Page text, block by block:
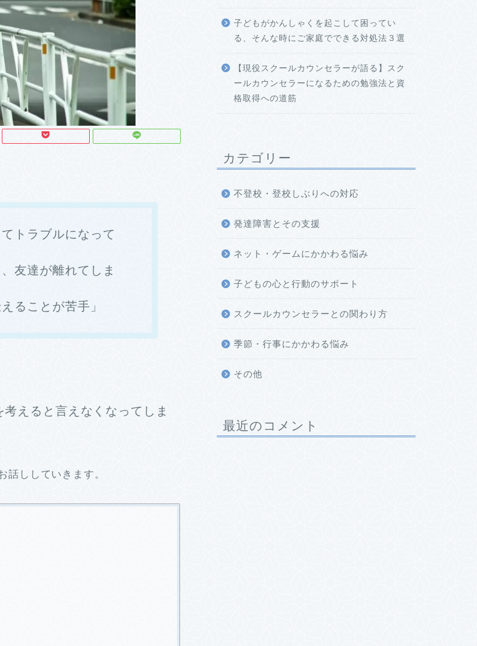
トラブルになって
友達が離れてしま
ることが苦手」
えると言えなくなってしま
話ししていきます。
子どもがかんしゃくを起こして困ってい
る、そんな時にご家庭でできる対処法３選
【現役スクールカウンセラーが語る】スク
ールカウンセラーになるための勉強法と資
格取得への道筋
カテゴリー
不登校・登校しぶりへの対応
発達障害とその支援
ネット・ゲームにかかわる悩み
子どもの心と行動のサポート
スクールカウンセラーとの関わり方
季節・行事にかかわる悩み
その他
最近のコメント